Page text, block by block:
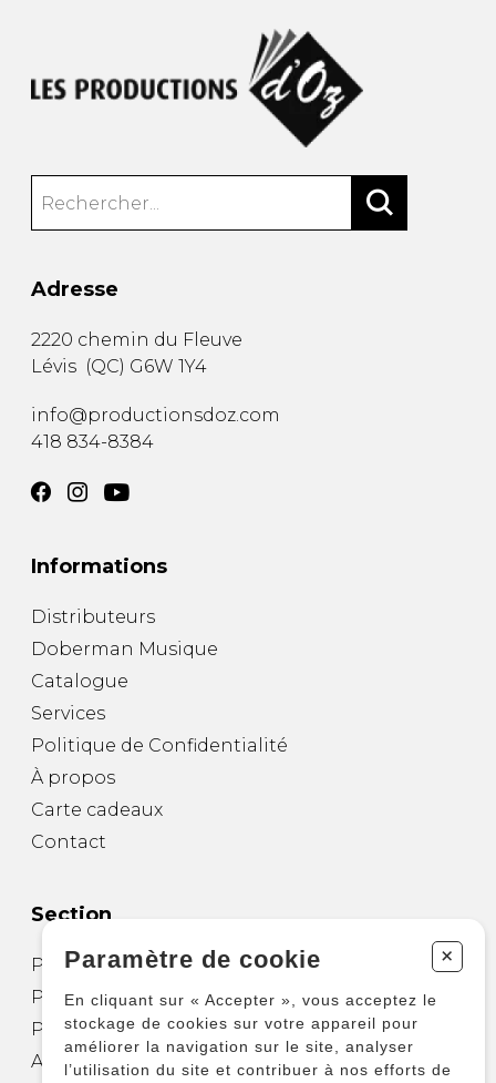
Adresse
2220 chemin du Fleuve
Lévis (QC) G6W 1Y4
info@productionsdoz.com
418 834-8384
Informations
Distributeurs
Doberman Musique
Catalogue
Services
Politique de Confidentialité
À propos
Carte cadeaux
Contact
Section
Partitions pour guitare
Partitions pour autres instruments
Partitions pour ensembles
Autres produits
Paramètre de cookie +
En cliquant sur « Accepter », vous acceptez le
stockage de cookies sur votre appareil pour
améliorer la navigation sur le site, analyser
l’utilisation du site et contribuer à nos efforts de